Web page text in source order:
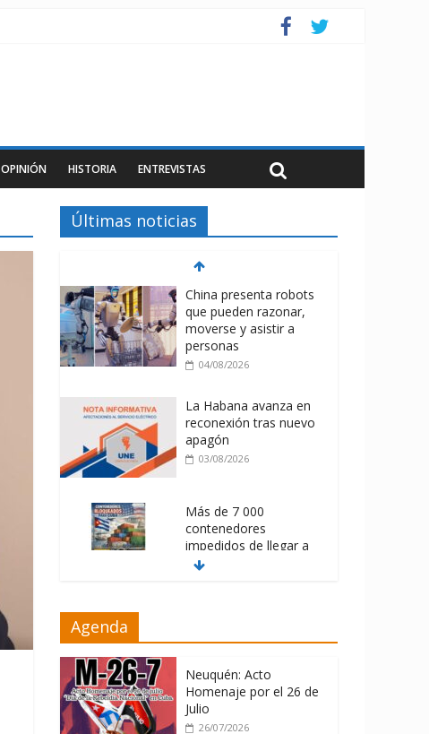
OPINIÓN HISTORIA ENTREVISTAS
Últimas noticias
China presenta robots
que pueden razonar,
moverse y asistir a
personas
04/08/2026
La Habana avanza en
reconexión tras nuevo
apagón
03/08/2026
Más de 7 000
contenedores
impedidos de llegar a
Cuba
memorándum con
04/08/2026
Agenda
Neuquén: Acto
Homenaje por el 26 de
Julio
26/07/2026